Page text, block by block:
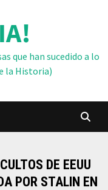
que han sucedido a lo
la Historia)
DE EEUU
POR STALIN EN